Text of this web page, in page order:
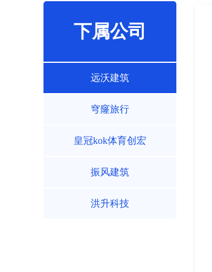
下属公司
远沃建筑
穹窿旅行
皇冠kok体育创宏
振风建筑
洪升科技